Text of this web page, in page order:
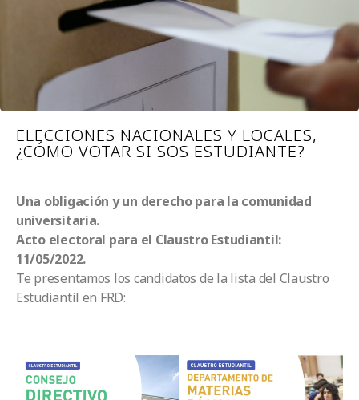
ELECCIONES NACIONALES Y LOCALES,
¿CÓMO VOTAR SI SOS ESTUDIANTE?
Una obligación y un derecho para la comunidad
universitaria.
Acto electoral para el Claustro Estudiantil:
11/05/2022.
Te presentamos los candidatos de la lista del Claustro
Estudiantil en FRD: